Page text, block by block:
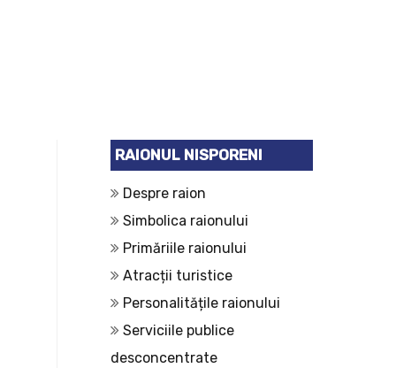
RAIONUL NISPORENI
Despre raion
Simbolica raionului
Primăriile raionului
Atracții turistice
Personalitățile raionului
Serviciile publice
desconcentrate